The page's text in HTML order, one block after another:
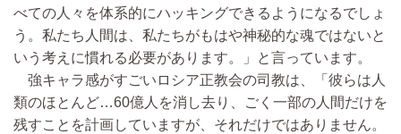
べての人々を体系的にハッキングできるようになるでしょ
う。私たち人間は、私たちがもはや神秘的な魂ではないと
いう考えに慣れる必要があります。」と言っています。
強キャラ感がすごいロシア正教会の司教は、「彼らは人
類のほとんど…60億人を消し去り、ごく一部の人間だけを
残すことを計画していますが、それだけではありません。